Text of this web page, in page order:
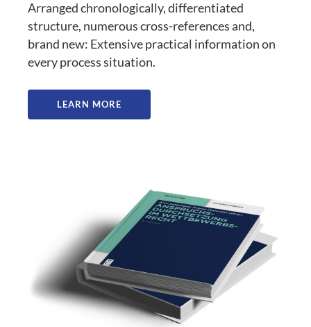
Arranged chronologically, differentiated
structure, numerous cross-references and,
brand new: Extensive practical information on
every process situation.
LEARN MORE